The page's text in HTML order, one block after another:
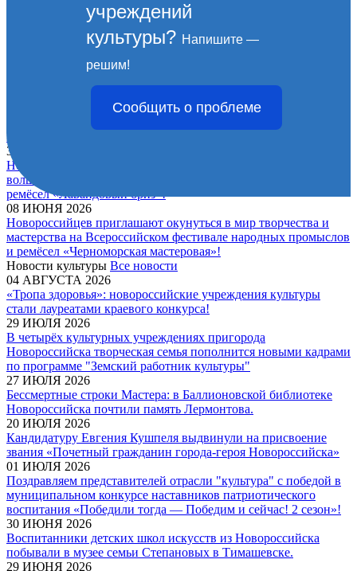
учреждений
культуры? Напишите —
решим!
Сообщить о проблеме
Афиша культурных событий
Август в Новороссийске: море культуры и ярких событий!
Всероссийская выставка детского творчества «Пространство
Культурное лето в Новороссийске продолжается.
30 ИЮНЯ 2026
Новороссийцев и гостей города-героя приглашают посетить
волшебную выставку-ярмарку народного творчества и
ремёсел «Лавандовый бриз»!
08 ИЮНЯ 2026
Новороссийцев приглашают окунуться в мир творчества и
мастерства на Всероссийском фестивале народных промыслов
и ремёсел «Черноморская мастеровая»!
Новости культуры Все новости
04 АВГУСТА 2026
«Тропа здоровья»: новороссийские учреждения культуры
стали лауреатами краевого конкурса!
29 ИЮЛЯ 2026
В четырёх культурных учреждениях пригорода
Новороссийска творческая семья пополнится новыми кадрами
по программе "Земский работник культуры"
27 ИЮЛЯ 2026
Бессмертные строки Мастера: в Баллионовской библиотеке
Новороссийска почтили память Лермонтова.
20 ИЮЛЯ 2026
Кандидатуру Евгения Кушпеля выдвинули на присвоение
звания «Почетный гражданин города-героя Новороссийска»
01 ИЮЛЯ 2026
Поздравляем представителей отрасли "культура" с победой в
муниципальном конкурсе наставников патриотического
воспитания «Победили тогда — Победим и сейчас! 2 сезон»!
30 ИЮНЯ 2026
Воспитанники детских школ искусств из Новороссийска
побывали в музее семьи Степановых в Тимашевске.
29 ИЮНЯ 2026